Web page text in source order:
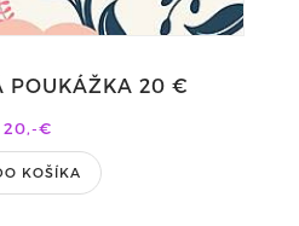
POUKÁŽKA 20 €
20,-€
KOŠÍKA